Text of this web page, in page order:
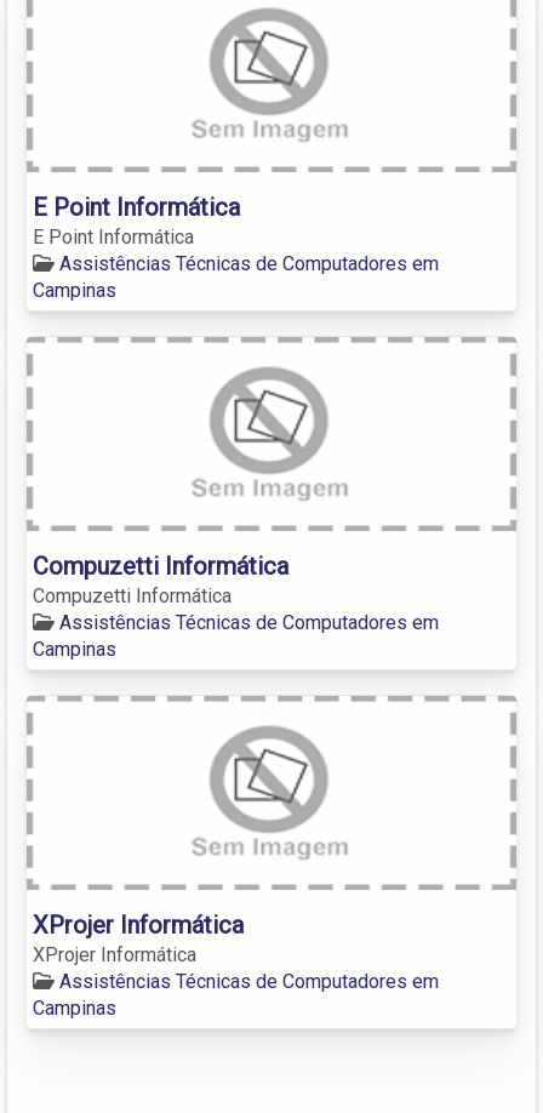
E Point Informática
E Point Informática
Assistências Técnicas de Computadores em
Campinas
Compuzetti Informática
Compuzetti Informática
Assistências Técnicas de Computadores em
Campinas
XProjer Informática
XProjer Informática
Assistências Técnicas de Computadores em
Campinas